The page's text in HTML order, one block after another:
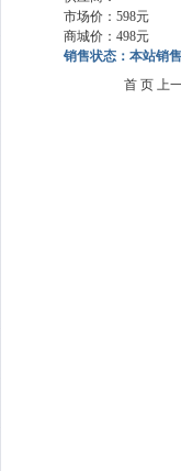
市场价：598元
商城价：498元
销售状态：本站销
首 页 上